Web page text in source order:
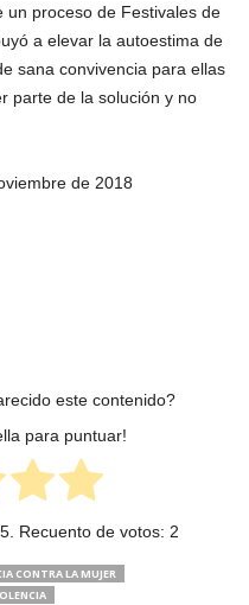
un proceso de Festivales de
a elevar la autoestima de
sana convivencia para ellas
parte de la solución y no
de 2018
este contenido?
para puntuar!
Recuento de votos: 2
CONTRA LA MUJER